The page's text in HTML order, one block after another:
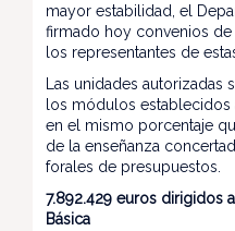
mayor estabilidad, el
firmado hoy convenios
los representantes de
Las unidades autorizadas
los módulos establecidos
en el mismo porcentaje
de la enseñanza
forales de presupuestos.
7.892.429 euros dirigidos
Básica